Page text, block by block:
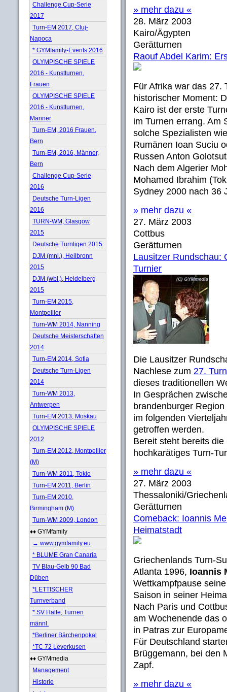
Challenge Cup-Serie
2017
Turn-EM 2017, Cluj-
Napoca
* GYMfamily-Events 2016
OLYMPISCHE SPIELE
2016 - Kunstturnen,
Frauen
OLYMPISCHE SPIELE
2016 - Kunstturnen,
Männer
Turn-EM, 2016 Frauen,
Bern
Turn-EM, 2016, Männer,
Bern
Challenge Cup-Serie
2016
Deutsche Turn-Ligen
2016
TURN-WM, Glasgow
2015
Deutsche Turnligen 2015
DJM (mnl.), Heilbronn
2015
DJM (wbl.), Heidelberg
2015
Turn-EM 2015,
Montpellier
Turn-WM 2014, Nanning
Deutsche Meisterschaften
2014
Turn-EM 2014, Sofia
Deutsche Turn-Ligen
2014
Turn-WM 2013,
Antwerpen
Turn-EM 2013, Moskau
OLYMPISCHE SPIELE
2012
Turn-EM 2012, Montpellier
(M)
Turn-WM 2011, Tokio
Turn-EM 2011, Berlin
Turn-EM 2010,
Birmingham (M)
Turn-WM 2009, London
♦♦ GYMfamily
→ www.gymfamily.eu
* BLUME Gran Canaria
TV Blau-Gelb 90 Bad
Düben
*LETTISCHER
Turnverband
* SV Halle, Turnen
männl.
*Berliner Bärchenpokal
*TC 72 Leverkusen
♦♦ GYMmedia
Management
Historie
» mehr dazu «
28. März 2003
Kairo/Ägypten
Gerätturnen
Raouf Abdel Karim:
Für Afrika war das 27.
historischer Moment:
Kairo ist der erste
im Turnen errang. Am
solche Spezialisten
Rumänen Ioan Suciu
Russen Anton
Nach dem Algerier
Mohamed Ibrahim
Sydney 2000 nach 36
» mehr dazu «
27. März 2003
Cottbus
Gerätturnen
Lausitzer Rundschau:
Turnier
Die Lausitzer
Nachlese zum 27.
dieses traditionellen
In Gesprächen
brandenburger
im folgenden
getroffen werden.
Bereit steht bereits
hochkarätiges Turn-
» mehr dazu «
27. März 2003
Thessaloniki/
Gerätturnen
Comeback: Ioannis
Heimatstadt
Griechenlands Turn-
Atlanta 1996, Ioannis
Wettkampfpause
Saison in seiner
Nach Paris und
am Wochenende das
in Patras zur
Für Deutschland
Brüggemann, bei den
Zapf.
» mehr dazu «